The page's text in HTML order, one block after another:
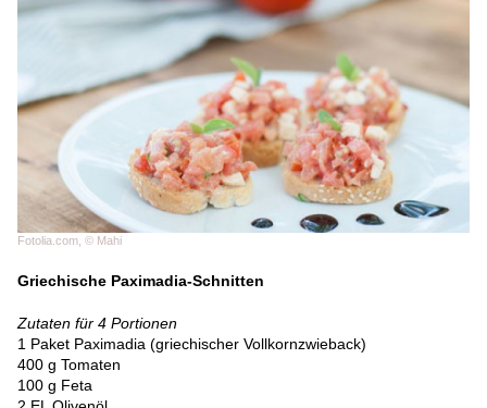
Fotolia.com, © Mahi
Griechische Paximadia-Schnitten
Zutaten für 4 Portionen
1 Paket Paximadia (griechischer Vollkornzwieback)
400 g Tomaten
100 g Feta